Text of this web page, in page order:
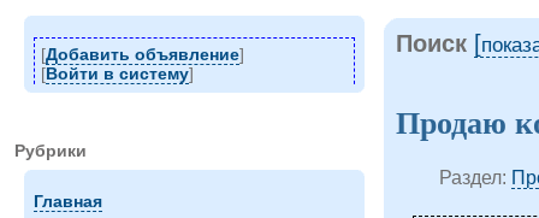
[Добавить объявление]
[Войти в систему]
Рубрики
Главная
Поиск [
Продаю
Раздел: